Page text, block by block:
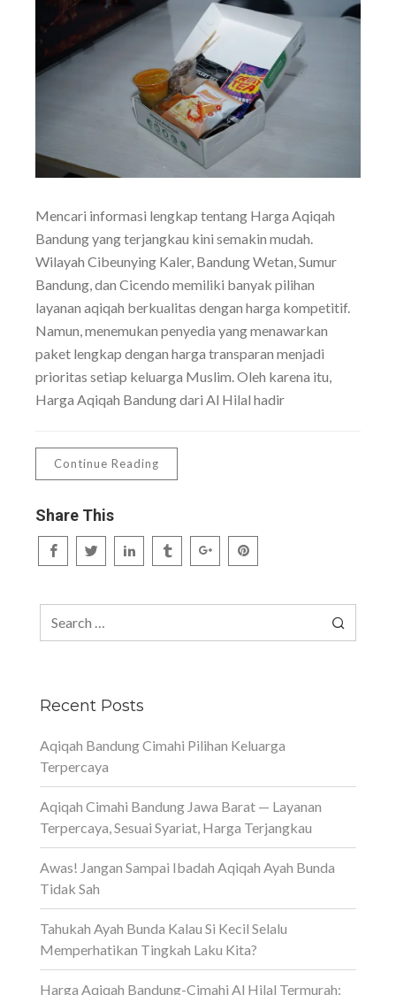
Mencari informasi lengkap tentang Harga Aqiqah
Bandung yang terjangkau kini semakin mudah.
Wilayah Cibeunying Kaler, Bandung Wetan, Sumur
Bandung, dan Cicendo memiliki banyak pilihan
layanan aqiqah berkualitas dengan harga kompetitif.
Namun, menemukan penyedia yang menawarkan
paket lengkap dengan harga transparan menjadi
prioritas setiap keluarga Muslim. Oleh karena itu,
Harga Aqiqah Bandung dari Al Hilal hadir
Continue Reading
Share This
Recent Posts
Aqiqah Bandung Cimahi Pilihan Keluarga
Terpercaya
Aqiqah Cimahi Bandung Jawa Barat — Layanan
Terpercaya, Sesuai Syariat, Harga Terjangkau
Awas! Jangan Sampai Ibadah Aqiqah Ayah Bunda
Tidak Sah
Tahukah Ayah Bunda Kalau Si Kecil Selalu
Memperhatikan Tingkah Laku Kita?
Harga Aqiqah Bandung-Cimahi Al Hilal Termurah: